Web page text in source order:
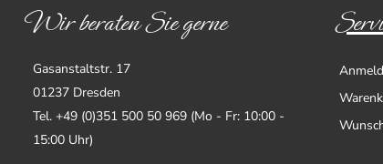
Wir beraten Sie gerne
Gasanstaltstr. 17
01237 Dresden
Tel. +49 (0)351 500 50 969 (Mo - Fr: 10:00 -
15:00 Uhr)